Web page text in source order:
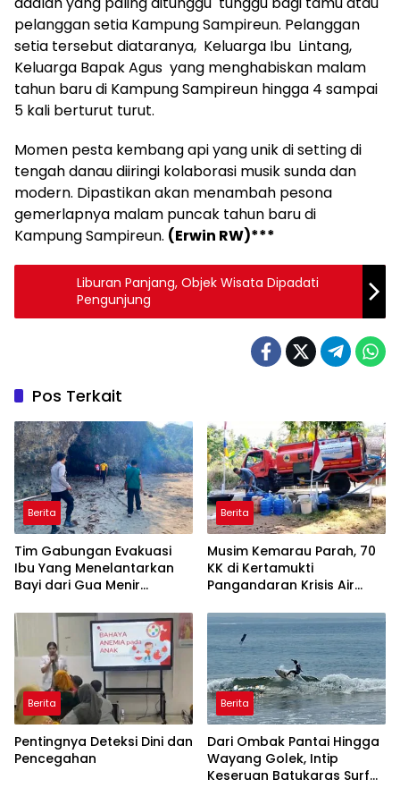
pelanggan setia Kampung Sampireun. Pelanggan
setia tersebut diataranya, Keluarga Ibu Lintang,
Keluarga Bapak Agus yang menghabiskan malam
tahun baru di Kampung Sampireun hingga 4 sampai
5 kali berturut turut.
Momen pesta kembang api yang unik di setting di
tengah danau diiringi kolaborasi musik sunda dan
modern. Dipastikan akan menambah pesona
gemerlapnya malam puncak tahun baru di
Kampung Sampireun. (Erwin RW)***
Liburan Panjang, Objek Wisata Dipadati
Pengunjung
Pos Terkait
Berita
Tim Gabungan Evakuasi
Ibu Yang Menelantarkan
Bayi dari Gua Menir
Pangandaran
Berita
Musim Kemarau Parah, 70
KK di Kertamukti
Pangandaran Krisis Air
BPBD Gerak Cepat
Berita
Pentingnya Deteksi Dini dan
Pencegahan
Berita
Dari Ombak Pantai Hingga
Wayang Golek, Intip
Keseruan Batukaras Surf